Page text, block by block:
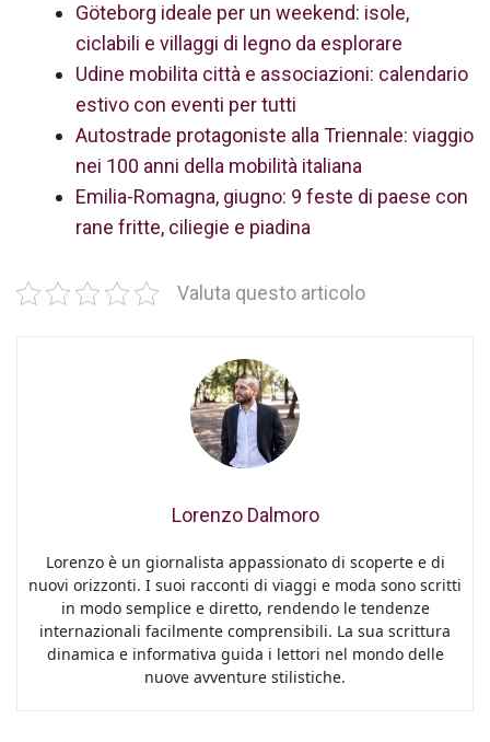
Göteborg ideale per un weekend: isole,
ciclabili e villaggi di legno da esplorare
Udine mobilita città e associazioni: calendario
estivo con eventi per tutti
Autostrade protagoniste alla Triennale: viaggio
nei 100 anni della mobilità italiana
Emilia-Romagna, giugno: 9 feste di paese con
rane fritte, ciliegie e piadina
Valuta questo articolo
Lorenzo Dalmoro
Lorenzo è un giornalista appassionato di scoperte e di
nuovi orizzonti. I suoi racconti di viaggi e moda sono scritti
in modo semplice e diretto, rendendo le tendenze
internazionali facilmente comprensibili. La sua scrittura
dinamica e informativa guida i lettori nel mondo delle
nuove avventure stilistiche.